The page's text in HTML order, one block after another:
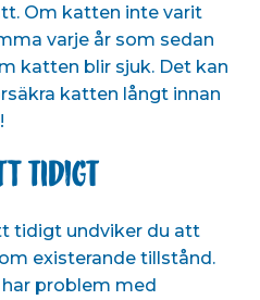
Om katten inte varit
varje år som sedan
katten blir sjuk. Det kan
katten långt innan
tidigt
tidigt undviker du att
existerande tillstånd.
problem med